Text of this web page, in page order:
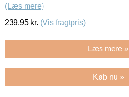
(Læs mere)
239.95 kr. (Vis fragtpris)
Læs mere »
Køb nu »